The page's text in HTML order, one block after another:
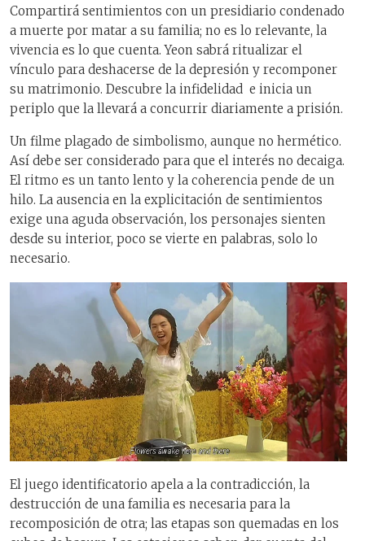
Compartirá sentimientos con un presidiario condenado
a muerte por matar a su familia; no es lo relevante, la
vivencia es lo que cuenta. Yeon sabrá ritualizar el
vínculo para deshacerse de la depresión y recomponer
su matrimonio. Descubre la infidelidad e inicia un
periplo que la llevará a concurrir diariamente a prisión.
Un filme plagado de simbolismo, aunque no hermético.
Así debe ser considerado para que el interés no decaiga.
El ritmo es un tanto lento y la coherencia pende de un
hilo. La ausencia en la explicitación de sentimientos
exige una aguda observación, los personajes sienten
desde su interior, poco se vierte en palabras, solo lo
necesario.
El juego identificatorio apela a la contradicción, la
destrucción de una familia es necesaria para la
recomposición de otra; las etapas son quemadas en los